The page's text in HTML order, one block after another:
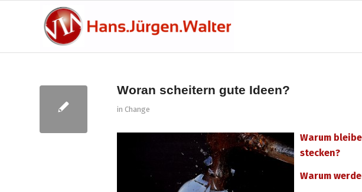
Woran scheitern gute Ideen?
in Change
Warum
stecken?
Warum